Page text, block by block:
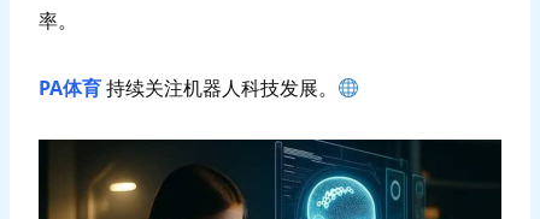
率。
PA体育持续关注机器人科技发展。